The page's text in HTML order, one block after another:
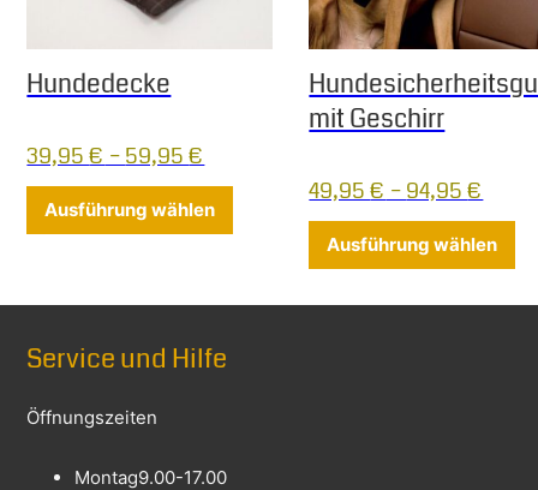
Hundedecke
39,95€ –59,95€
Ausführung wählen Dieses Produkt weist mehrere
mit Geschirr
49,95€ –94,95€
Ausführung wählen
Service und Hilfe
Öffnungszeiten
Montag9.00-17.00